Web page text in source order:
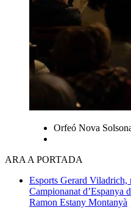
Orfeó Nova
ARA A PORTADA
Esports Gerard Viladrich,
Campionanat d’Espanya
Ramon Estany Montanyà